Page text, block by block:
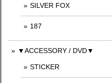
SILVER FOX
187
▼ACCESSORY / DVD▼
STICKER